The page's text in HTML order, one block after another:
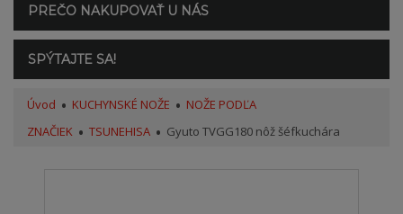
PREČO NAKUPOVAŤ U NÁS
SPÝTAJTE SA!
Úvod KUCHYNSKÉ NOŽE
NOŽE PODĽA
ZNAČIEK
TSUNEHISA Gyuto TVGG180 nôž šéfkuchára